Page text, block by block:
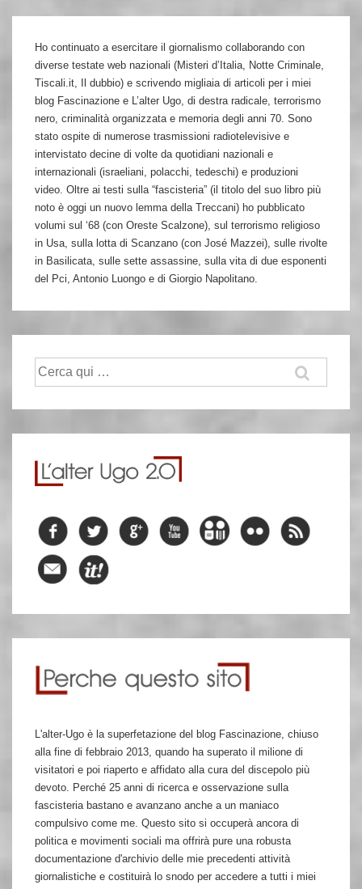
Ho continuato a esercitare il giornalismo collaborando con
diverse testate web nazionali (Misteri d’Italia, Notte Criminale,
Tiscali.it, Il dubbio) e scrivendo migliaia di articoli per i miei
blog Fascinazione e L’alter Ugo, di destra radicale, terrorismo
nero, criminalità organizzata e memoria degli anni 70. Sono
stato ospite di numerose trasmissioni radiotelevisive e
intervistato decine di volte da quotidiani nazionali e
internazionali (israeliani, polacchi, tedeschi) e produzioni
video. Oltre ai testi sulla “fascisteria” (il titolo del suo libro più
noto è oggi un nuovo lemma della Treccani) ho pubblicato
volumi sul ‘68 (con Oreste Scalzone), sul terrorismo religioso
in Usa, sulla lotta di Scanzano (con José Mazzei), sulle rivolte
in Basilicata, sulle sette assassine, sulla vita di due esponenti
del Pci, Antonio Luongo e di Giorgio Napolitano.
Cerca:
L'alter-Ugo è la superfetazione del blog Fascinazione, chiuso
alla fine di febbraio 2013, quando ha superato il milione di
visitatori e poi riaperto e affidato alla cura del discepolo più
devoto. Perché 25 anni di ricerca e osservazione sulla
fascisteria bastano e avanzano anche a un maniaco
compulsivo come me. Questo sito si occuperà ancora di
politica e movimenti sociali ma offrirà pure una robusta
documentazione d'archivio delle mie precedenti attività
giornalistiche e costituirà lo snodo per accedere a tutti i miei